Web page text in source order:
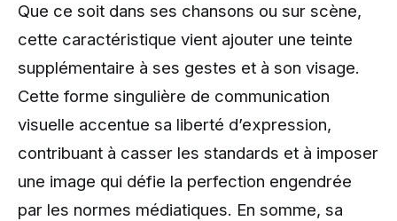
Que ce soit dans ses chansons ou sur scène,
cette caractéristique vient ajouter une teinte
supplémentaire à ses gestes et à son visage.
Cette forme singulière de communication
visuelle accentue sa liberté d’expression,
contribuant à casser les standards et à imposer
une image qui défie la perfection engendrée
par les normes médiatiques. En somme, sa